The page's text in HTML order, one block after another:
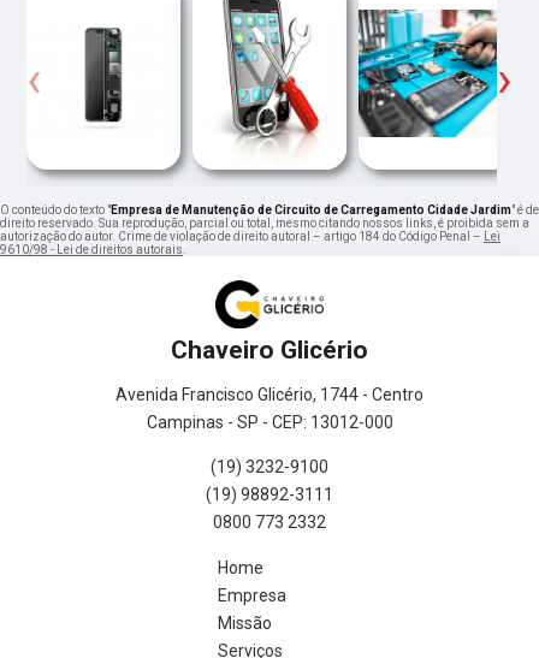
‹ ›
O conteúdo do texto "Empresa de Manutenção de Circuito de Carregamento Cidade Jardim" é de
direito reservado. Sua reprodução, parcial ou total, mesmo citando nossos links, é proibida sem a
autorização do autor. Crime de violação de direito autoral – artigo 184 do Código Penal –
Lei
9610/98 - Lei de direitos autorais
Chaveiro Glicério
Avenida Francisco Glicério, 1744 - Centro
Campinas - SP - CEP: 13012-000
(19) 3232-9100
(19) 98892-3111
0800 773 2332
Home
Empresa
Missão
Serviços